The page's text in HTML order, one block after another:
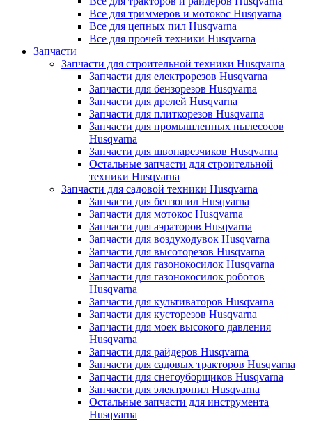
Все для триммеров и мотокос Husqvarna
Все для цепных пил Husqvarna
Все для прочей техники Husqvarna
Запчасти
Запчасти для строительной техники Husqvarna
Запчасти для електрорезов Husqvarna
Запчасти для бензорезов Husqvarna
Запчасти для дрелей Husqvarna
Запчасти для плиткорезов Husqvarna
Запчасти для промышленных пылесосов
Husqvarna
Запчасти для швонарезчиков Husqvarna
Остальные запчасти для строительной
техники Husqvarna
Запчасти для садовой техники Husqvarna
Запчасти для бензопил Husqvarna
Запчасти для мотокос Husqvarna
Запчасти для аэраторов Husqvarna
Запчасти для воздуходувок Husqvarna
Запчасти для высоторезов Husqvarna
Запчасти для газонокосилок Husqvarna
Запчасти для газонокосилок роботов
Husqvarna
Запчасти для культиваторов Husqvarna
Запчасти для кусторезов Husqvarna
Запчасти для моек высокого давления
Husqvarna
Запчасти для райдеров Husqvarna
Запчасти для садовых тракторов Husqvarna
Запчасти для снегоуборщиков Husqvarna
Запчасти для электропил Husqvarna
Остальные запчасти для инструмента
Husqvarna